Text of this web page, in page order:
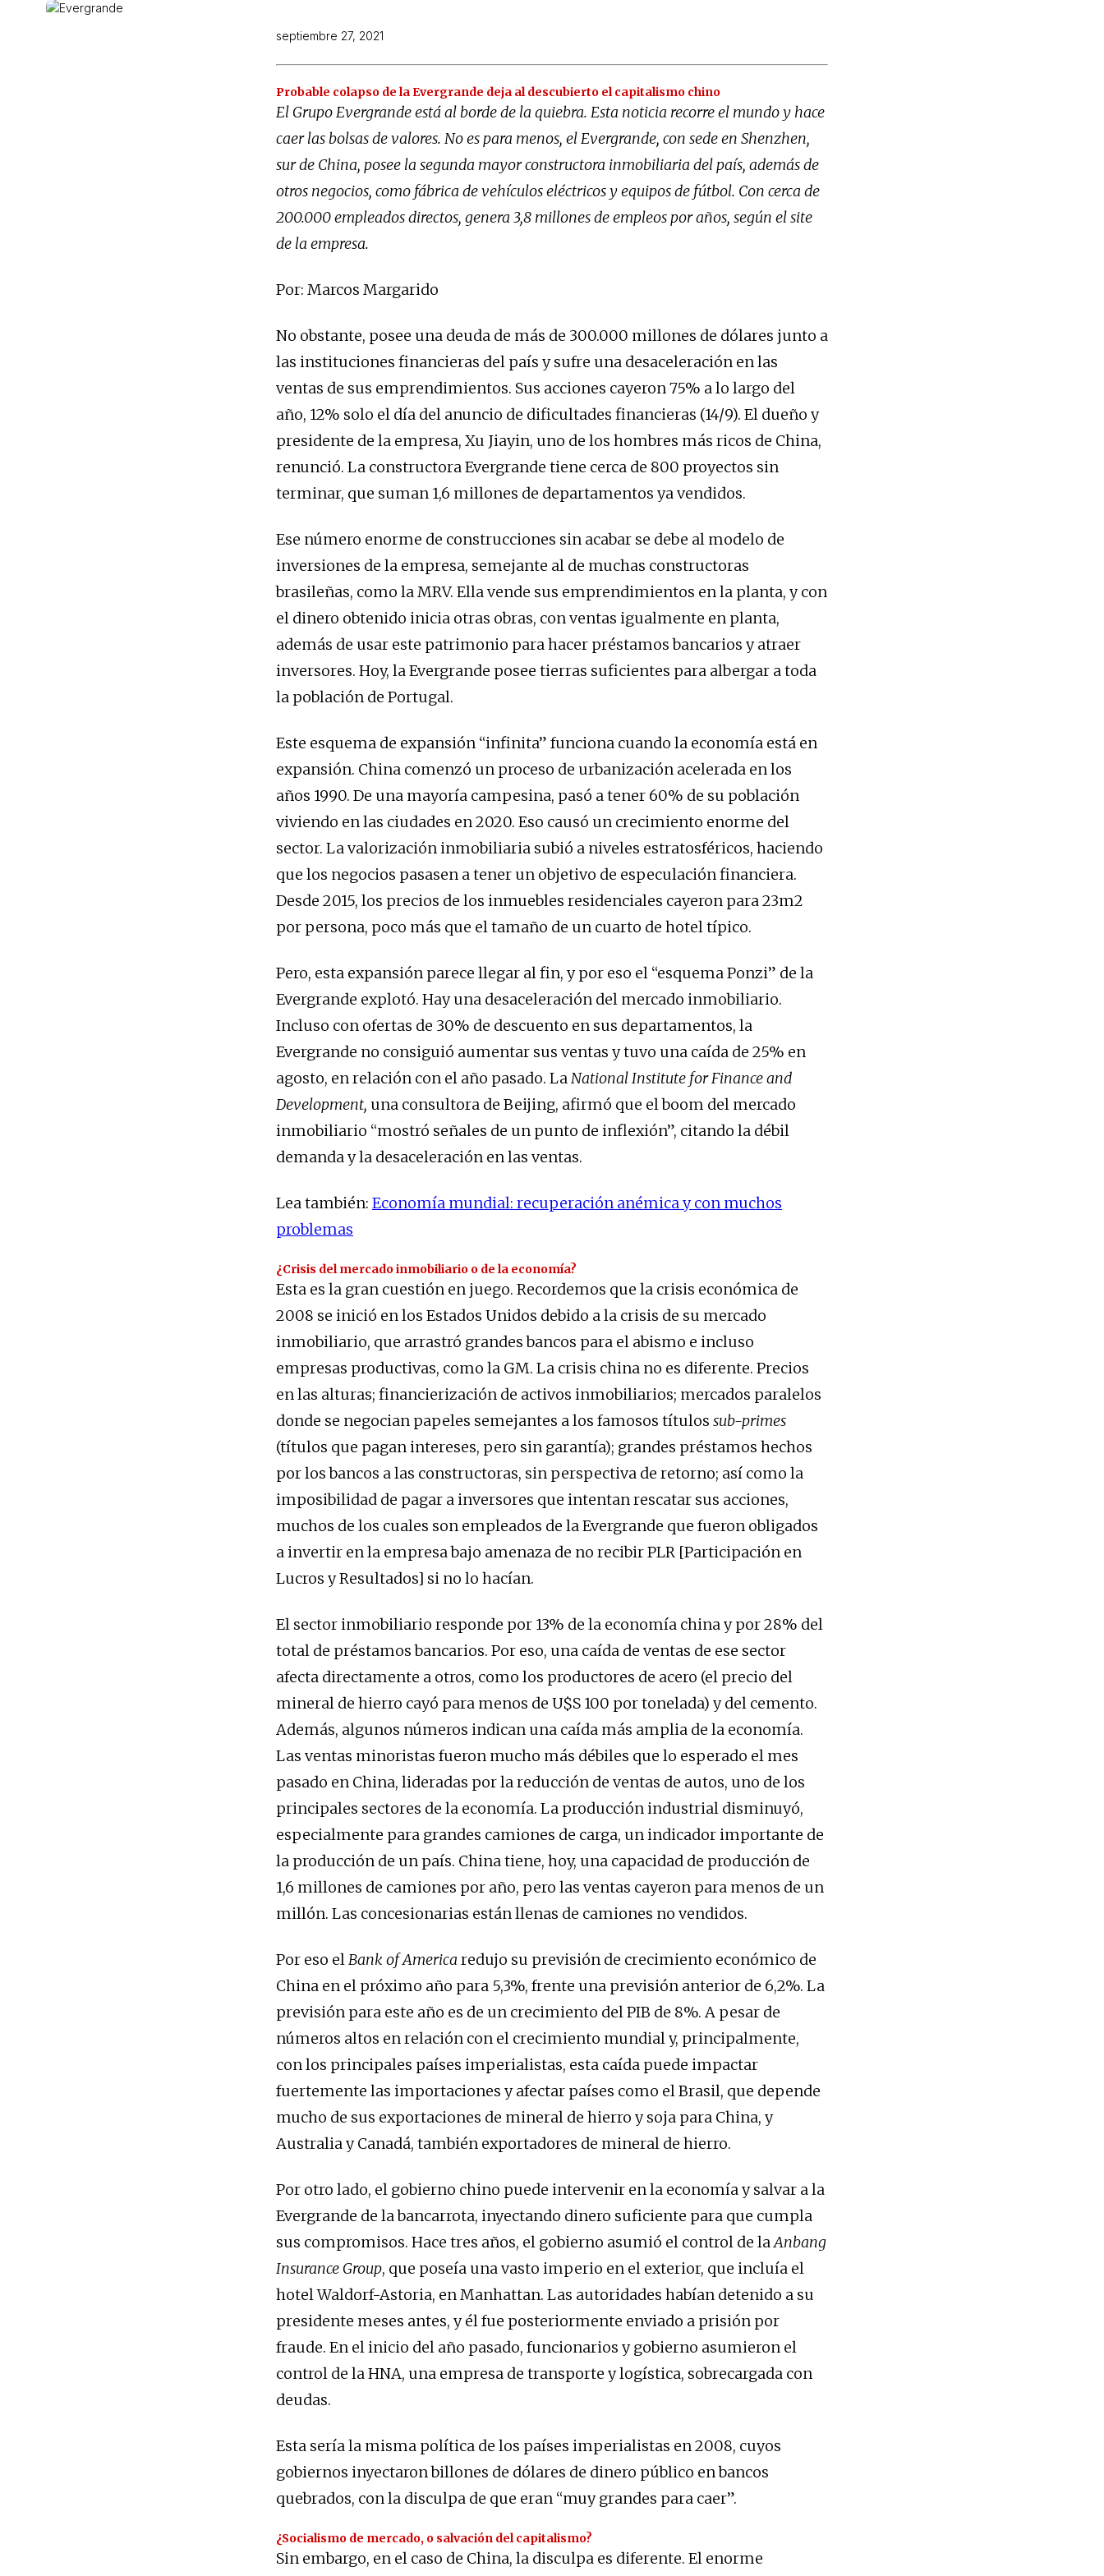
septiembre 27, 2021
Probable colapso de la Evergrande deja al descubierto el capitalismo chino
El Grupo Evergrande está al borde de la quiebra. Esta noticia recorre el mundo y hace
caer las bolsas de valores. No es para menos, el Evergrande, con sede en Shenzhen,
sur de China, posee la segunda mayor constructora inmobiliaria del país, además de
otros negocios, como fábrica de vehículos eléctricos y equipos de fútbol. Con cerca de
200.000 empleados directos, genera 3,8 millones de empleos por años, según el site
de la empresa.
Por: Marcos Margarido
No obstante, posee una deuda de más de 300.000 millones de dólares junto a
las instituciones financieras del país y sufre una desaceleración en las
ventas de sus emprendimientos. Sus acciones cayeron 75% a lo largo del
año, 12% solo el día del anuncio de dificultades financieras (14/9). El dueño y
presidente de la empresa, Xu Jiayin, uno de los hombres más ricos de China,
renunció. La constructora Evergrande tiene cerca de 800 proyectos sin
terminar, que suman 1,6 millones de departamentos ya vendidos.
Ese número enorme de construcciones sin acabar se debe al modelo de
inversiones de la empresa, semejante al de muchas constructoras
brasileñas, como la MRV. Ella vende sus emprendimientos en la planta, y con
el dinero obtenido inicia otras obras, con ventas igualmente en planta,
además de usar este patrimonio para hacer préstamos bancarios y atraer
inversores. Hoy, la Evergrande posee tierras suficientes para albergar a toda
la población de Portugal.
Este esquema de expansión “infinita” funciona cuando la economía está en
expansión. China comenzó un proceso de urbanización acelerada en los
años 1990. De una mayoría campesina, pasó a tener 60% de su población
viviendo en las ciudades en 2020. Eso causó un crecimiento enorme del
sector. La valorización inmobiliaria subió a niveles estratosféricos, haciendo
que los negocios pasasen a tener un objetivo de especulación financiera.
Desde 2015, los precios de los inmuebles residenciales cayeron para 23m2
por persona, poco más que el tamaño de un cuarto de hotel típico.
Pero, esta expansión parece llegar al fin, y por eso el “esquema Ponzi” de la
Evergrande explotó. Hay una desaceleración del mercado inmobiliario.
Incluso con ofertas de 30% de descuento en sus departamentos, la
Evergrande no consiguió aumentar sus ventas y tuvo una caída de 25% en
agosto, en relación con el año pasado. LaNational Institute for Finance and
Development, una consultora de Beijing, afirmó que el boom del mercado
inmobiliario “mostró señales de un punto de inflexión”, citando la débil
demanda y la desaceleración en las ventas.
Lea también: Economía mundial: recuperación anémica y con muchos
problemas
¿Crisis del mercado inmobiliario o de la economía?
Esta es la gran cuestión en juego. Recordemos que la crisis económica de
2008 se inició en los Estados Unidos debido a la crisis de su mercado
inmobiliario, que arrastró grandes bancos para el abismo e incluso
empresas productivas, como la GM. La crisis china no es diferente. Precios
en las alturas; financierización de activos inmobiliarios; mercados paralelos
donde se negocian papeles semejantes a los famosos títulos sub-primes
(títulos que pagan intereses, pero sin garantía); grandes préstamos hechos
por los bancos a las constructoras, sin perspectiva de retorno; así como la
imposibilidad de pagar a inversores que intentan rescatar sus acciones,
muchos de los cuales son empleados de la Evergrande que fueron obligados
a invertir en la empresa bajo amenaza de no recibir PLR [Participación en
Lucros y Resultados] si no lo hacían.
El sector inmobiliario responde por 13% de la economía china y por 28% del
total de préstamos bancarios. Por eso, una caída de ventas de ese sector
afecta directamente a otros, como los productores de acero (el precio del
mineral de hierro cayó para menos de U$S 100 por tonelada) y del cemento.
Además, algunos números indican una caída más amplia de la economía.
Las ventas minoristas fueron mucho más débiles que lo esperado el mes
pasado en China, lideradas por la reducción de ventas de autos, uno de los
principales sectores de la economía. La producción industrial disminuyó,
especialmente para grandes camiones de carga, un indicador importante de
la producción de un país. China tiene, hoy, una capacidad de producción de
1,6 millones de camiones por año, pero las ventas cayeron para menos de un
millón. Las concesionarias están llenas de camiones no vendidos.
Por eso elBank of America redujo su previsión de crecimiento económico de
China en el próximo año para 5,3%, frente una previsión anterior de 6,2%. La
previsión para este año es de un crecimiento del PIB de 8%. A pesar de
números altos en relación con el crecimiento mundial y, principalmente,
con los principales países imperialistas, esta caída puede impactar
fuertemente las importaciones y afectar países como el Brasil, que depende
mucho de sus exportaciones de mineral de hierro y soja para China, y
Australia y Canadá, también exportadores de mineral de hierro.
Por otro lado, el gobierno chino puede intervenir en la economía y salvar a la
Evergrande de la bancarrota, inyectando dinero suficiente para que cumpla
sus compromisos. Hace tres años, el gobierno asumió el control de laAnbang
Insurance Group, que poseía una vasto imperio en el exterior, que incluía el
hotel Waldorf-Astoria, en Manhattan. Las autoridades habían detenido a su
presidente meses antes, y él fue posteriormente enviado a prisión por
fraude. En el inicio del año pasado, funcionarios y gobierno asumieron el
control de la HNA, una empresa de transporte y logística, sobrecargada con
deudas.
Esta sería la misma política de los países imperialistas en 2008, cuyos
gobiernos inyectaron billones de dólares de dinero público en bancos
quebrados, con la disculpa de que eran “muy grandes para caer”.
¿Socialismo de mercado, o salvación del capitalismo?
Sin embargo, en el caso de China, la disculpa es diferente. El enorme